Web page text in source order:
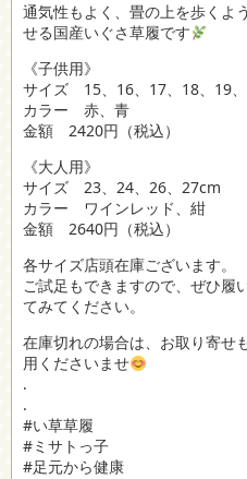
通気性もよく、畳の上を歩くよ
せる国産いぐさ草履です
《子供用》
サイズ 15、16、17、18、19
カラー 赤、青
金額 2420円（税込）
《大人用》
サイズ 23、24、26、27cm
カラー ワインレッド、紺
金額 2640円（税込）
各サイズ店頭在庫ございます。
ご試足もできますので、ぜひ履
てみてください。
在庫切れの場合は、お取り寄せ
用くださいませ
.
.
#い草草履
#ミサトっ子
#足元から健康